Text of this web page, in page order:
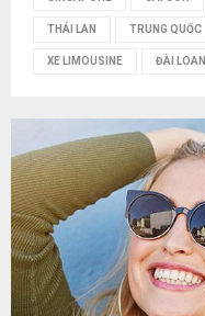
THÁI LAN TRUNG QUỐC
XE LIMOUSINE ĐÀI LOAN